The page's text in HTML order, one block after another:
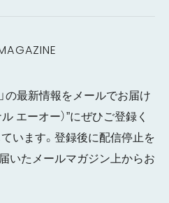
の最新情報をメールでお届け
エーオー）”にぜひご登録く
います。登録後に配信停止を
いたメールマガジン上からお